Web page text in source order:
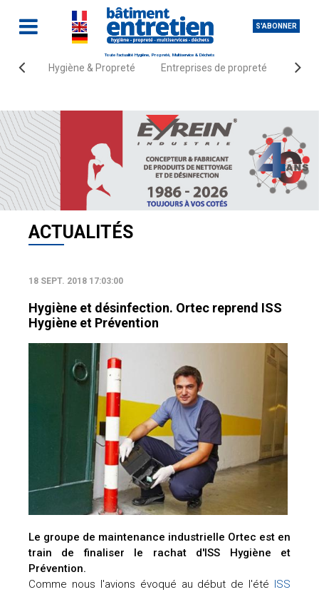
S'ABONNER
Toute l'actualité Hygiène, Propreté, Multiservice & Déchets
Hygiène & Propreté Entreprises de propreté
Accueil Actualités
ACTUALITÉS
18 SEPT. 2018 17:03:00
Hygiène et désinfection. Ortec reprend ISS
Hygiène et Prévention
Le groupe de maintenance industrielle Ortec est en
train de finaliser le rachat d'ISS Hygiène et
Prévention.
Comme nous l'avions évoqué au début de l'été ISS